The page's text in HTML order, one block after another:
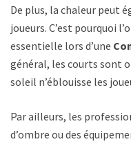
De plus, la chaleur peut
joueurs. C’est pourquoi
essentielle lors d’une
général, les courts sont
soleil n’éblouisse les
Par ailleurs, les
d’ombre ou des